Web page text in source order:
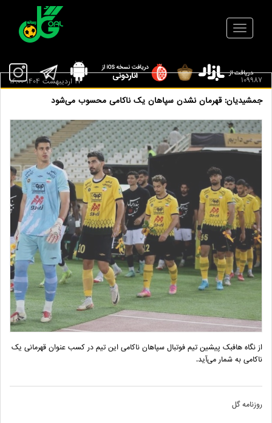
109987
جمشیدیان: قهرمان نشدن سپاهان یک ناکامی محسوب می‌شود
17 ارديبهشت 1404 16:00
از نگاه هافبک پیشین تیم فوتبال سپاهان ناکامی این تیم در کسب عنوان قهرمانی یک
ناکامی به شمار می‌آید.
روزنامه گل